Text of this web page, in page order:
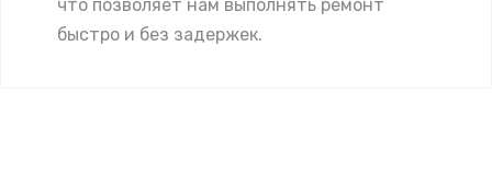
что позволяет нам выполнять ремонт
быстро и без задержек.